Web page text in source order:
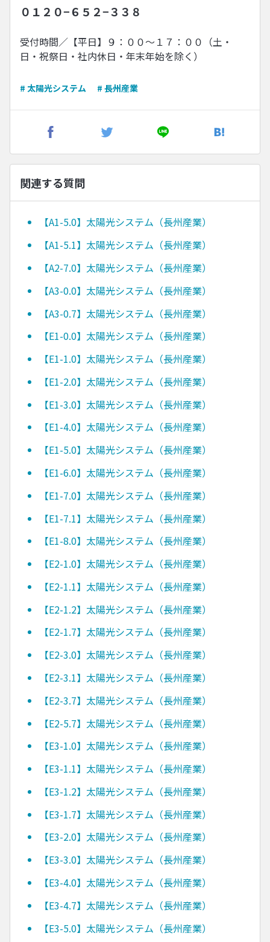
０１２０−６５２−３３８
受付時間／【平日】９：００〜１７：００（土・
日・祝祭日・社内休日・年末年始を除く）
# 太陽光システム # 長州産業
関連する質問
【A1-5.0】太陽光システム（長州産業）
【A1-5.1】太陽光システム（長州産業）
【A2-7.0】太陽光システム（長州産業）
【A3-0.0】太陽光システム（長州産業）
【A3-0.7】太陽光システム（長州産業）
【E1-0.0】太陽光システム（長州産業）
【E1-1.0】太陽光システム（長州産業）
【E1-2.0】太陽光システム（長州産業）
【E1-3.0】太陽光システム（長州産業）
【E1-4.0】太陽光システム（長州産業）
【E1-5.0】太陽光システム（長州産業）
【E1-6.0】太陽光システム（長州産業）
【E1-7.0】太陽光システム（長州産業）
【E1-7.1】太陽光システム（長州産業）
【E1-8.0】太陽光システム（長州産業）
【E2-1.0】太陽光システム（長州産業）
【E2-1.1】太陽光システム（長州産業）
【E2-1.2】太陽光システム（長州産業）
【E2-1.7】太陽光システム（長州産業）
【E2-3.0】太陽光システム（長州産業）
【E2-3.1】太陽光システム（長州産業）
【E2-3.7】太陽光システム（長州産業）
【E2-5.7】太陽光システム（長州産業）
【E3-1.0】太陽光システム（長州産業）
【E3-1.1】太陽光システム（長州産業）
【E3-1.2】太陽光システム（長州産業）
【E3-1.7】太陽光システム（長州産業）
【E3-2.0】太陽光システム（長州産業）
【E3-3.0】太陽光システム（長州産業）
【E3-4.0】太陽光システム（長州産業）
【E3-4.7】太陽光システム（長州産業）
【E3-5.0】太陽光システム（長州産業）